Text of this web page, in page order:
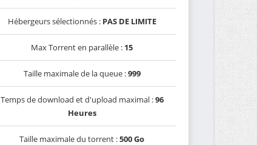
Hébergeurs sélectionnés : PAS DE LIMITE
Max Torrent en parallèle : 15
Taille maximale de la queue :999
Temps de download et d'upload maximal :96
Heures
Taille maximale du torrent :500 Go